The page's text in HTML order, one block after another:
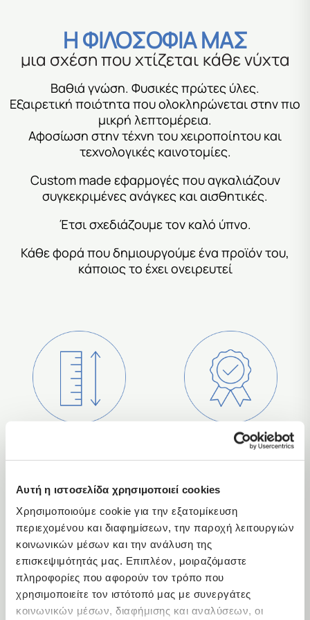
Αυτή η ιστοσελίδα χρησιμοποιεί cookies
Χρησιμοποιούμε cookie για την εξατομίκευση
περιεχομένου και διαφημίσεων, την παροχή λειτουργιών
κοινωνικών μέσων και την ανάλυση της
επισκεψιμότητάς μας. Επιπλέον, μοιραζόμαστε
πληροφορίες που αφορούν τον τρόπο που
χρησιμοποιείτε τον ιστότοπό μας με συνεργάτες
κοινωνικών μέσων, διαφήμισης και αναλύσεων, οι
H ΦΙΛΟΣΟΦΙΑ ΜΑΣ
μια σχέση που χτίζεται κάθε νύχτα
Βαθιά γνώση. Φυσικές πρώτες ύλες.
Εξαιρετική ποιότητα που ολοκληρώνεται στην πιο
μικρή λεπτομέρεια.
Αφοσίωση στην τέχνη του χειροποίητου και
τεχνολογικές καινοτομίες.
Custοm made εφαρμογές που αγκαλιάζουν
συγκεκριμένες ανάγκες και αισθητικές.
Έτσι σχεδιάζουμε τον καλό ύπνο.
Κάθε φορά που δημιουργούμε ένα προϊόν του,
κάποιος το έχει ονειρευτεί
5 Χρόνια Εγγύηση
Παράδοση σε όλη την
Ελλάδα
Φτιαγμένα στο χέρι